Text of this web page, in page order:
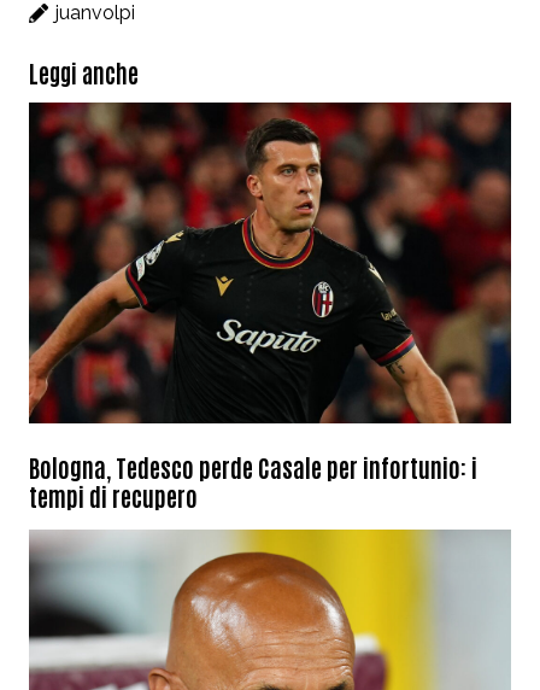
juanvolpi
Leggi anche
Bologna, Tedesco perde Casale per infortunio: i
tempi di recupero